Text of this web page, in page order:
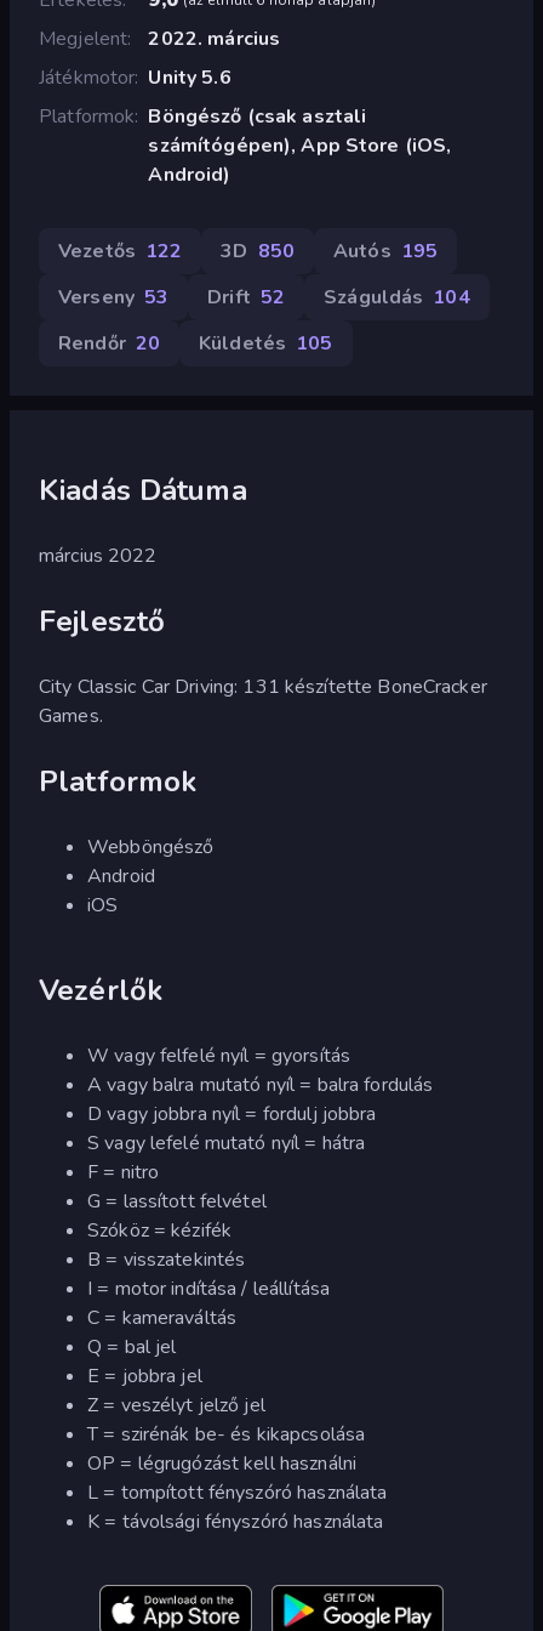
Megjelent
2022. március
Játékmotor Unity 5.6
Platformok Böngésző (csak asztali
számítógépen), App Store (iOS,
Android)
Vezetős 122 3D 850 Autós 195
Verseny 53 Drift 52 Száguldás 104
Rendőr 20 Küldetés 105
Kiadás Dátuma
március 2022
Fejlesztő
City Classic Car Driving: 131 készítette BoneCracker
Games.
Platformok
Webböngésző
Android
iOS
Vezérlők
W vagy felfelé nyíl = gyorsítás
A vagy balra mutató nyíl = balra fordulás
D vagy jobbra nyíl = fordulj jobbra
S vagy lefelé mutató nyíl = hátra
F = nitro
G = lassított felvétel
Szóköz = kézifék
B = visszatekintés
I = motor indítása / leállítása
C = kameraváltás
Q = bal jel
E = jobbra jel
Z = veszélyt jelző jel
T = szirénák be- és kikapcsolása
OP = légrugózást kell használni
L = tompított fényszóró használata
K = távolsági fényszóró használata